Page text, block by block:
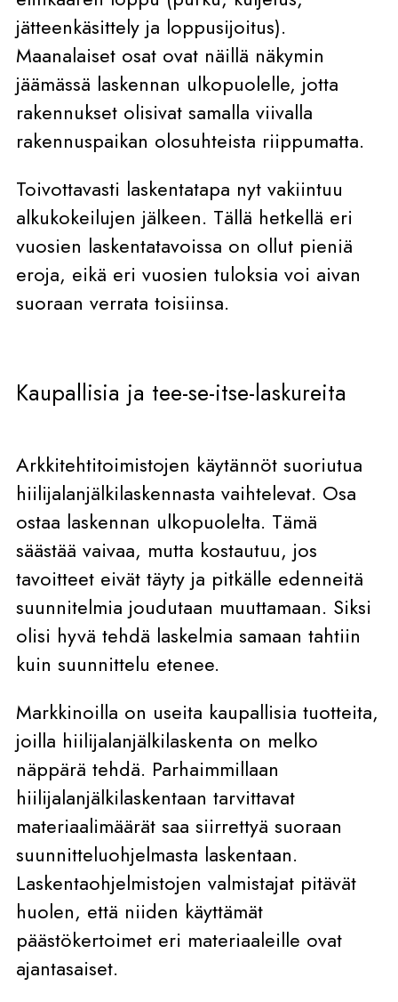
jätteenkäsittely ja loppusijoitus).
Maanalaiset osat ovat näillä näkymin
jäämässä laskennan ulkopuolelle, jotta
rakennukset olisivat samalla viivalla
rakennuspaikan olosuhteista riippumatta.
Toivottavasti laskentatapa nyt vakiintuu
alkukokeilujen jälkeen. Tällä hetkellä eri
vuosien laskentatavoissa on ollut pieniä
eroja, eikä eri vuosien tuloksia voi aivan
suoraan verrata toisiinsa.
Kaupallisia ja tee-se-itse-laskureita
Arkkitehtitoimistojen käytännöt suoriutua
hiilijalanjälkilaskennasta vaihtelevat. Osa
ostaa laskennan ulkopuolelta. Tämä
säästää vaivaa, mutta kostautuu, jos
tavoitteet eivät täyty ja pitkälle edenneitä
suunnitelmia joudutaan muuttamaan. Siksi
olisi hyvä tehdä laskelmia samaan tahtiin
kuin suunnittelu etenee.
Markkinoilla on useita kaupallisia tuotteita,
joilla hiilijalanjälkilaskenta on melko
näppärä tehdä. Parhaimmillaan
hiilijalanjälkilaskentaan tarvittavat
materiaalimäärät saa siirrettyä suoraan
suunnitteluohjelmasta laskentaan.
Laskentaohjelmistojen valmistajat pitävät
huolen, että niiden käyttämät
päästökertoimet eri materiaaleille ovat
ajantasaiset.